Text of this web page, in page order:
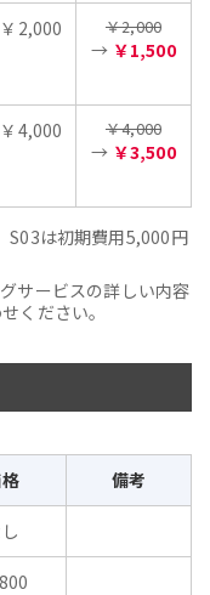
￥2,000 ￥2,000
→ ￥1,500
￥4,000 ￥4,000
→ ￥3,500
S03は初期費用5,000円
サービスの詳しい内容
ください。
備考